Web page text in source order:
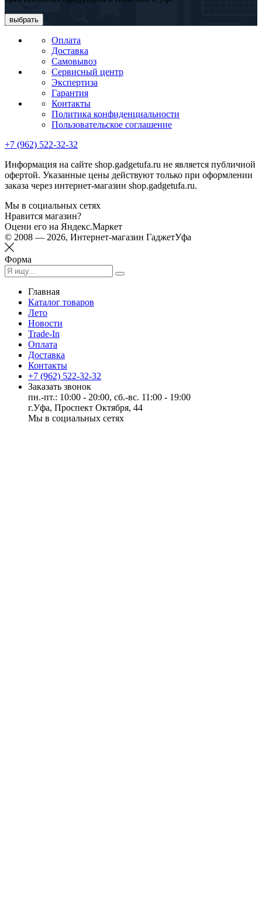
выбрать
Оплата
Доставка
Самовывоз
Сервисный центр
Экспертиза
Гарантия
Контакты
Политика конфиденциальности
Пользовательское соглашение
+7 (962) 522-32-32
Информация на сайте shop.gadgetufa.ru не является публичной
офертой. Указанные цены действуют только при оформлении
заказа через интернет-магазин shop.gadgetufa.ru.
Мы в социальных сетях
Нравится магазин?
Оцени его на Яндекс.Маркет
© 2008 — 2026, Интернет-магазин ГаджетУфа
Форма
Главная
Каталог товаров
Лето
Новости
Trade-In
Оплата
Доставка
Контакты
+7 (962) 522-32-32
Заказать звонок
пн.-пт.: 10:00 - 20:00, сб.-вс. 11:00 - 19:00
г.Уфа, Проспект Октября, 44
Мы в социальных сетях